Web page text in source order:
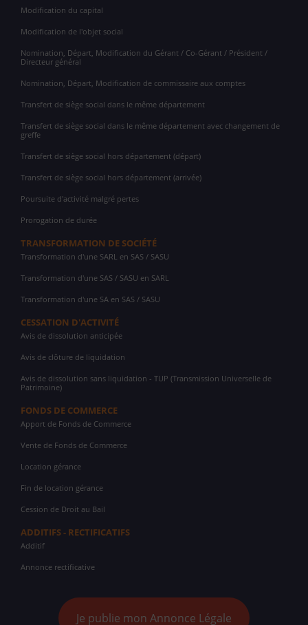
Modification du capital
Modification de l'objet social
Nomination, Départ, Modification du Gérant / Co-Gérant / Président /
Directeur général
Nomination, Départ, Modification de commissaire aux comptes
Transfert de siège social dans le même département
Transfert de siège social dans le même département avec changement de
greffe
Transfert de siège social hors département (départ)
Transfert de siège social hors département (arrivée)
Poursuite d'activité malgré pertes
Prorogation de durée
TRANSFORMATION DE SOCIÉTÉ
Transformation d'une SARL en SAS / SASU
Transformation d'une SAS / SASU en SARL
Transformation d'une SA en SAS / SASU
CESSATION D'ACTIVITÉ
Avis de dissolution anticipée
Avis de clôture de liquidation
Avis de dissolution sans liquidation - TUP (Transmission Universelle de
Patrimoine)
FONDS DE COMMERCE
Apport de Fonds de Commerce
Vente de Fonds de Commerce
Location gérance
Fin de location gérance
Cession de Droit au Bail
ADDITIFS - RECTIFICATIFS
Additif
Annonce rectificative
Je publie mon Annonce Légale